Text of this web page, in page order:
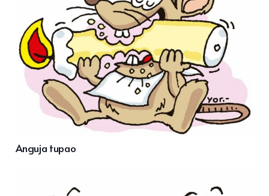
Anguja tupao